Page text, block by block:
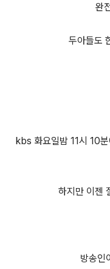
완
두아들도
kbs 화요일밤 11시 10
하지만 이젠
방송인